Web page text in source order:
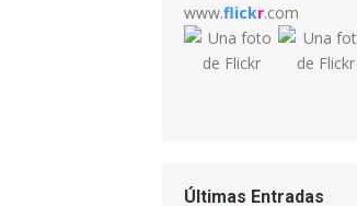
www.flickr.com
Últimas Entradas